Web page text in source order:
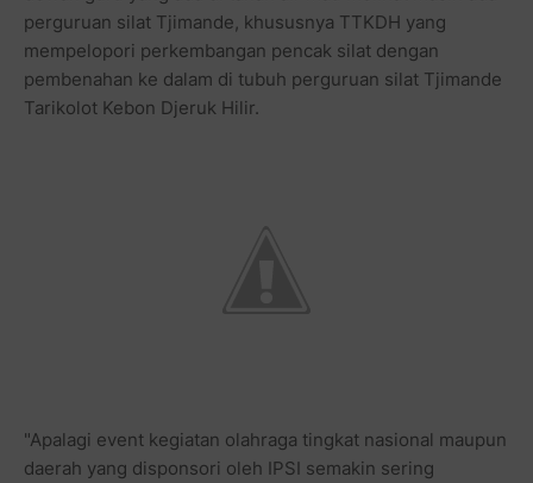
perguruan silat Tjimande, khususnya TTKDH yang
mempelopori perkembangan pencak silat dengan
pembenahan ke dalam di tubuh perguruan silat Tjimande
Tarikolot Kebon Djeruk Hilir.
"Apalagi event kegiatan olahraga tingkat nasional maupun
daerah yang disponsori oleh IPSI semakin sering